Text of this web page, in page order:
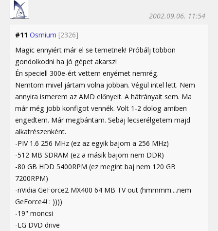
#11 Osmium [2326]
2002.09.06. 11:54
Magic ennyiért már el se temetnek! Próbálj többön
gondolkodni ha jó gépet akarsz!
Én speciell 300e-ért vettem enyémet nemrég.
Nemtom mivel jártam volna jobban. Végül intel lett. Nem
annyira ismerem az AMD előnyeit. A hátrányait sem. Ma
már még jobb konfigot vennék. Volt 1-2 dolog amiben
engedtem. Már megbántam. Sebaj lecserélgetem majd
alkatrészenként.
-PIV 1.6 256 MHz (ez az egyik bajom a 256 MHz)
-512 MB SDRAM (ez a másik bajom nem DDR)
-80 GB HDD 5400RPM (ez megint baj nem 120 GB
7200RPM)
-nVidia GeForce2 MX400 64 MB TV out (hmmmm....nem
GeForce4! : ))))
-19" moncsi
-LG DVD drive